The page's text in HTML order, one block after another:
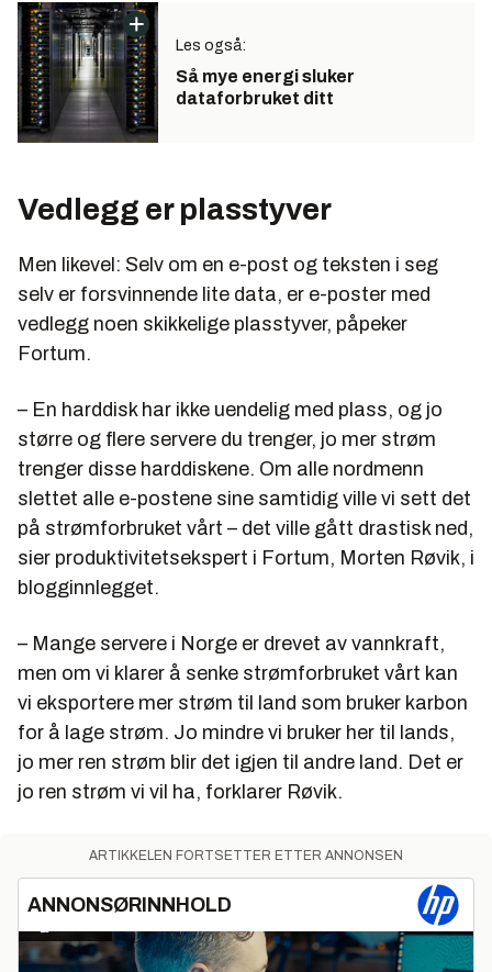
Les også:
Så mye energi sluker
dataforbruket ditt
Vedlegg er plasstyver
Men likevel: Selv om en e-post og teksten i seg
selv er forsvinnende lite data, er e-poster med
vedlegg noen skikkelige plasstyver, påpeker
Fortum.
– En harddisk har ikke uendelig med plass, og jo
større og flere servere du trenger, jo mer strøm
trenger disse harddiskene. Om alle nordmenn
slettet alle e-postene sine samtidig ville vi sett det
på strømforbruket vårt – det ville gått drastisk ned,
sier produktivitetsekspert i Fortum, Morten Røvik, i
blogginnlegget.
– Mange servere i Norge er drevet av vannkraft,
men om vi klarer å senke strømforbruket vårt kan
vi eksportere mer strøm til land som bruker karbon
for å lage strøm. Jo mindre vi bruker her til lands,
jo mer ren strøm blir det igjen til andre land. Det er
jo ren strøm vi vil ha, forklarer Røvik.
ARTIKKELEN FORTSETTER ETTER ANNONSEN
ANNONSØRINNHOLD